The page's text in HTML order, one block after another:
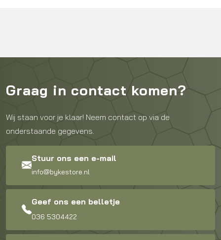
Graag in contact komen?
Wij staan voor je klaar! Neem contact op via de
onderstaande gegevens.
Stuur ons een e-mail
info@bykestore.nl
Geef ons een belletje
036 5304422